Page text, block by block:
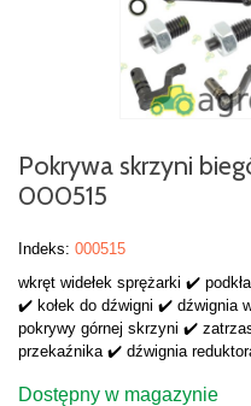
Pokrywa skrzyni
000515
Indeks: 000515
wkręt widełek sprężarki ✔️
✔️ kołek do dźwigni ✔️ dźwignia
pokrywy górnej skrzyni ✔️
przekaźnika ✔️ dźwignia
Dostępny w magazynie